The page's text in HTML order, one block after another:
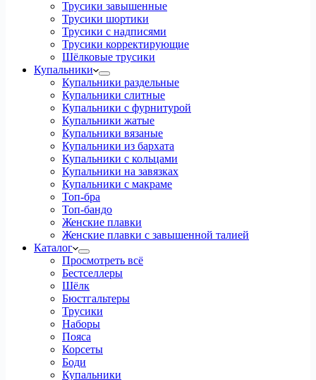
Трусики завышенные
Трусики шортики
Трусики с надписями
Трусики корректирующие
Шёлковые трусики
Купальники
Купальники раздельные
Купальники слитные
Купальники с фурнитурой
Купальники жатые
Купальники вязаные
Купальники из бархата
Купальники с кольцами
Купальники на завязках
Купальники с макраме
Топ-бра
Топ-бандо
Женские плавки
Женские плавки с завышенной талией
Каталог
Просмотреть всё
Бестселлеры
Шёлк
Бюстгальтеры
Трусики
Наборы
Пояса
Корсеты
Боди
Купальники